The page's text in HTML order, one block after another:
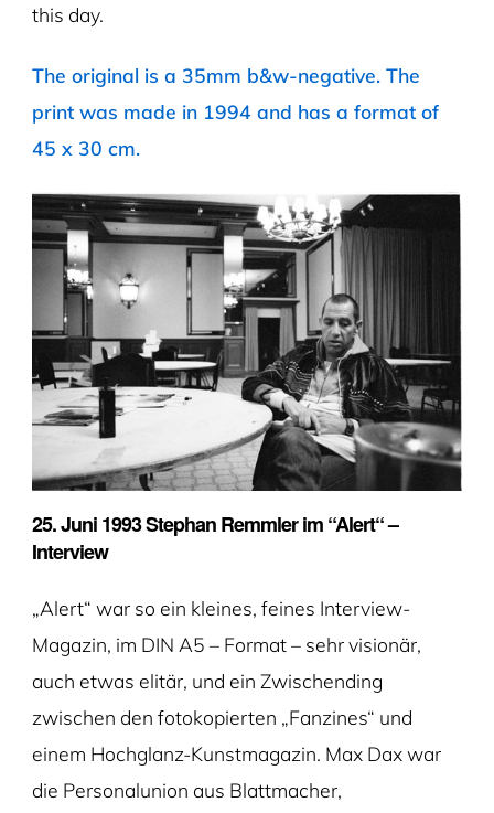
this day.
The original is a 35mm b&w-negative. The
print was made in 1994 and has a format of
45 x 30 cm.
25. Juni 1993 Stephan Remmler im “Alert“ –
Interview
„Alert“ war so ein kleines, feines Interview-
Magazin, im DIN A5 – Format – sehr visionär,
auch etwas elitär, und ein Zwischending
zwischen den fotokopierten „Fanzines“ und
einem Hochglanz-Kunstmagazin. Max Dax war
die Personalunion aus Blattmacher,